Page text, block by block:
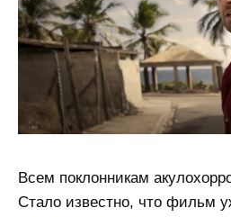
Всем поклонникам
Стало известно, что фильм